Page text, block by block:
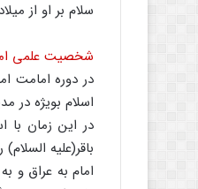
سلام بر او از
شخصیت علمی
در دوره امامت
اسلام بویژه در
در این زمان
باقر(علیه
امام به عراق و